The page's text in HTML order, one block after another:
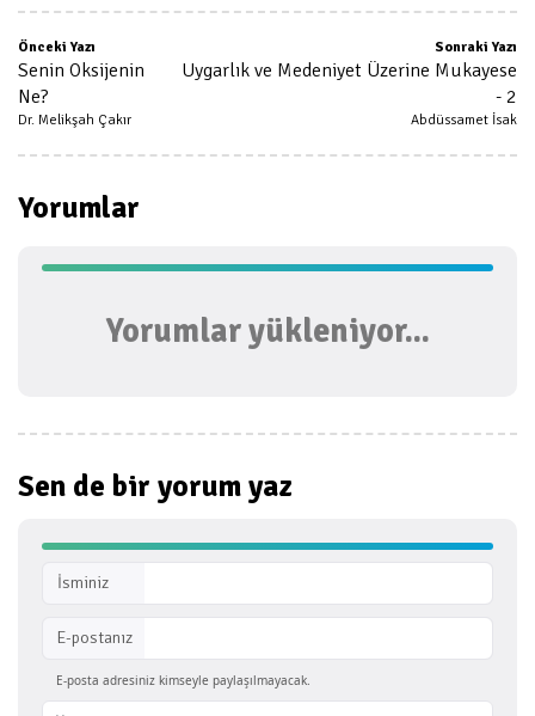
Önceki Yazı
Senin Oksijenin
Ne?
Dr. Melikşah Çakır
Sonraki Yazı
Uygarlık ve Medeniyet Üzerine Mukayese
- 2
Abdüssamet İsak
Yorumlar
Yorumlar yükleniyor...
Sen de bir yorum yaz
İsminiz
E-postanız
E-posta adresiniz kimseyle paylaşılmayacak.